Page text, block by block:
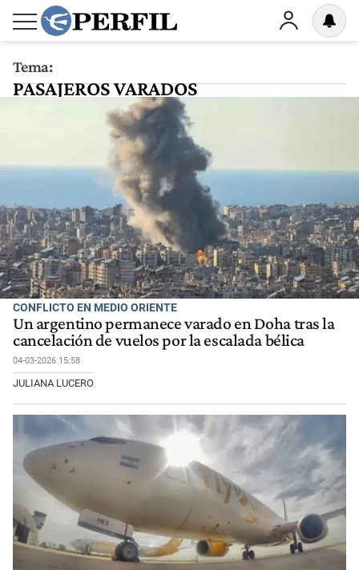
Tema:
PASAJEROS VARADOS
CONFLICTO EN MEDIO ORIENTE
Un argentino permanece varado en Doha tras la
cancelación de vuelos por la escalada bélica
04-03-2026 15:58
JULIANA LUCERO